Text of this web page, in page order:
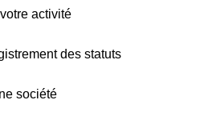
activité
des statuts
société